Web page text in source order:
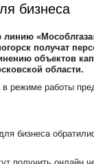
бизнеса
линию
получат
объектов
области.
режиме работы
бизнеса